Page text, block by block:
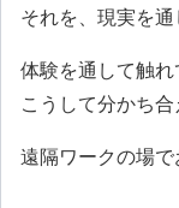
それを、現実を通
体験を通して触れ
こうして分かち
遠隔ワークの場で